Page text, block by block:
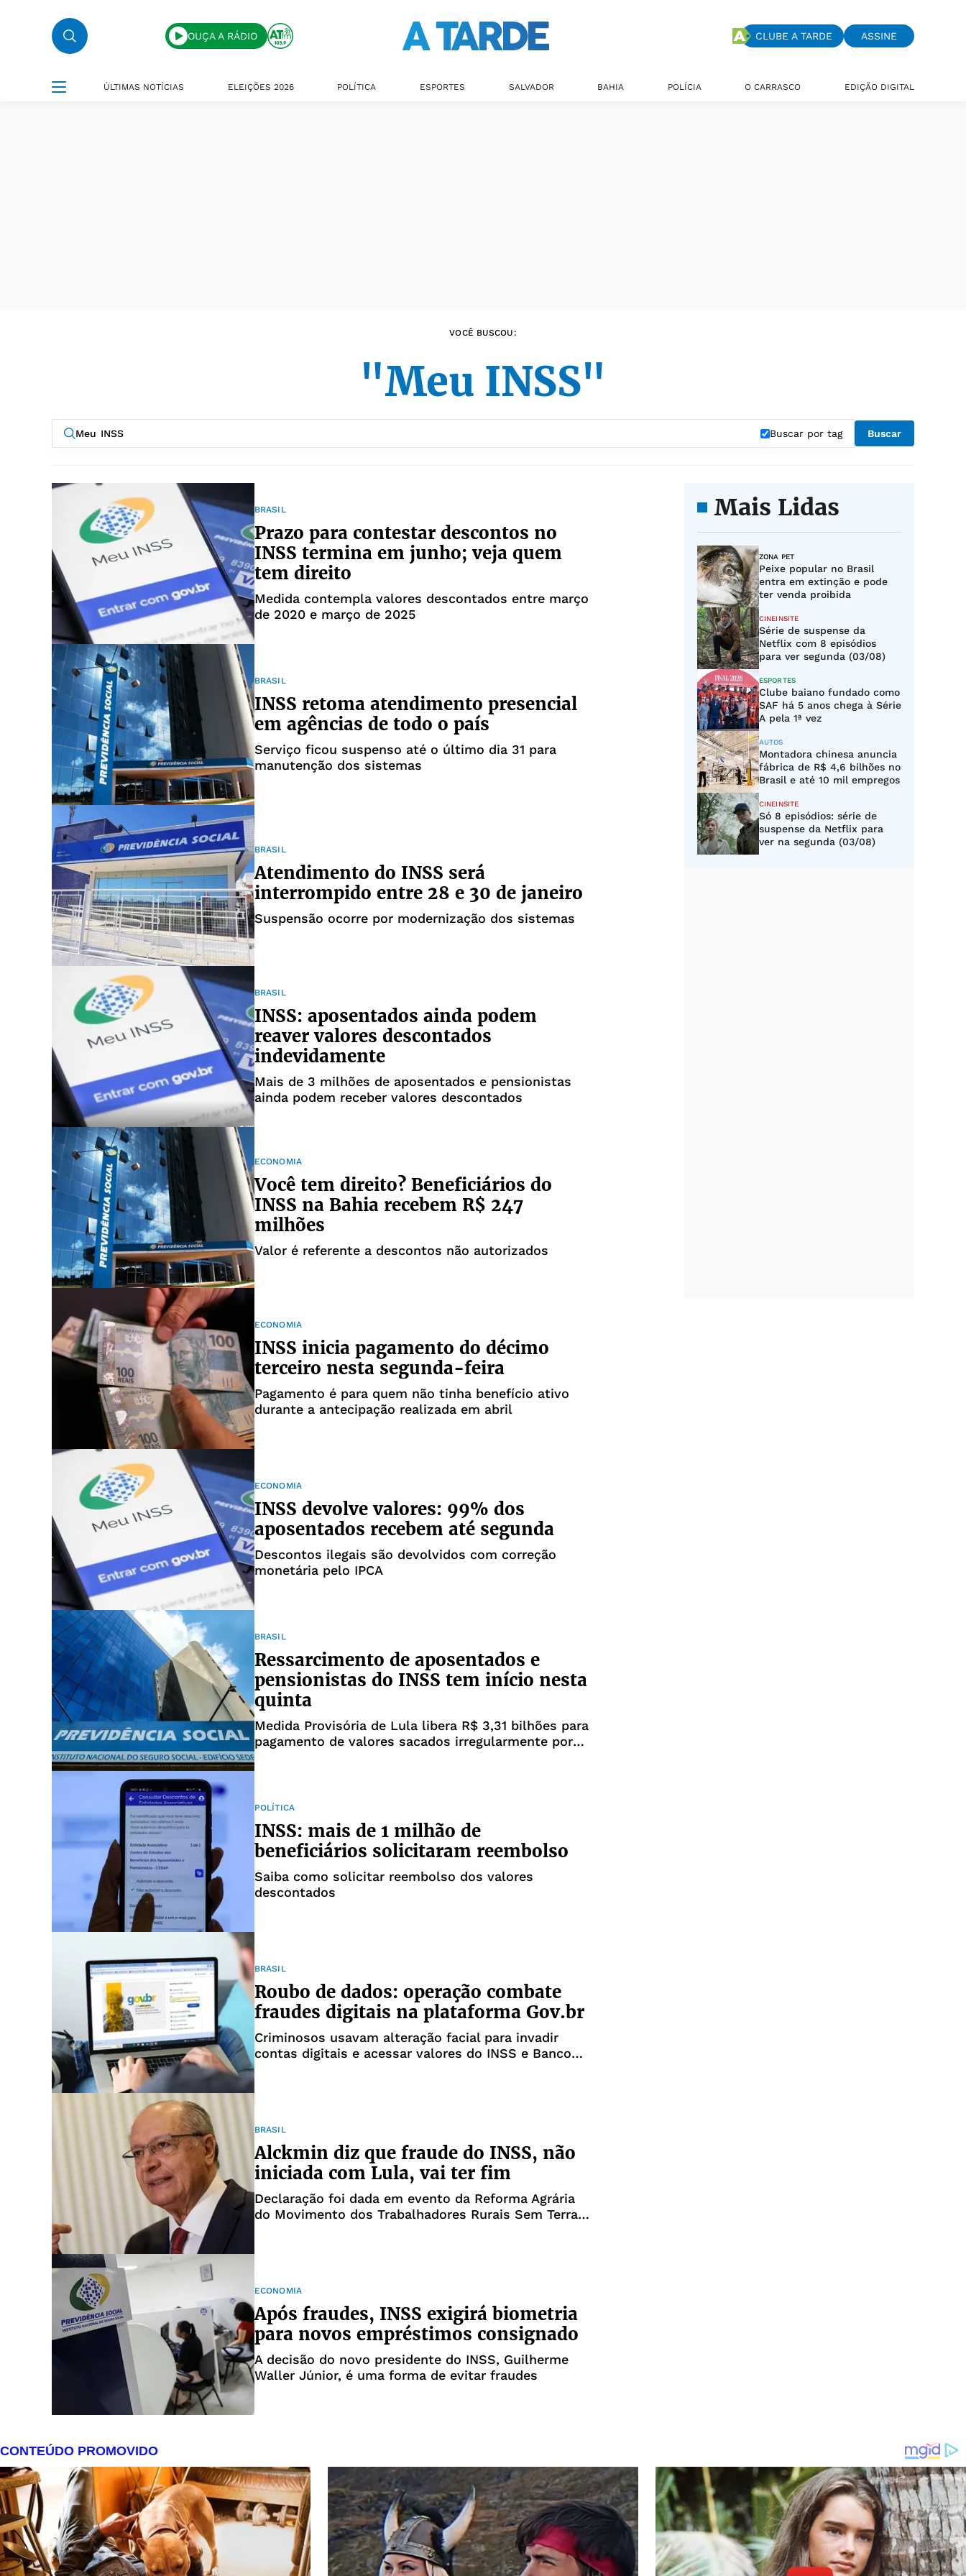
OUÇA A RÁDIO CLUBE A TARDE ASSINE
ÚLTIMAS NOTÍCIAS ELEIÇÕES 2026 POLÍTICA ESPORTES SALVADOR BAHIA POLÍCIA O CARRASCO EDIÇÃO DIGITAL
VOCÊ BUSCOU:
"Meu INSS"
Buscar por tag Buscar
BRASIL
Prazo para contestar descontos no
INSS termina em junho; veja quem
tem direito
Medida contempla valores descontados entre março
de 2020 e março de 2025
BRASIL
INSS retoma atendimento presencial
em agências de todo o país
Serviço ficou suspenso até o último dia 31 para
manutenção dos sistemas
BRASIL
Atendimento do INSS será
interrompido entre 28 e 30 de janeiro
Suspensão ocorre por modernização dos sistemas
BRASIL
INSS: aposentados ainda podem
reaver valores descontados
indevidamente
Mais de 3 milhões de aposentados e pensionistas
ainda podem receber valores descontados
ECONOMIA
Você tem direito? Beneficiários do
INSS na Bahia recebem R$ 247
milhões
Valor é referente a descontos não autorizados
ECONOMIA
INSS inicia pagamento do décimo
terceiro nesta segunda-feira
Pagamento é para quem não tinha benefício ativo
durante a antecipação realizada em abril
ECONOMIA
INSS devolve valores: 99% dos
aposentados recebem até segunda
Descontos ilegais são devolvidos com correção
monetária pelo IPCA
BRASIL
Ressarcimento de aposentados e
pensionistas do INSS tem início nesta
quinta
Medida Provisória de Lula libera R$ 3,31 bilhões para
pagamento de valores sacados irregularmente por
POLÍTICA
INSS: mais de 1 milhão de
beneficiários solicitaram reembolso
Saiba como solicitar reembolso dos valores
descontados
BRASIL
Roubo de dados: operação combate
fraudes digitais na plataforma Gov.br
Criminosos usavam alteração facial para invadir
contas digitais e acessar valores do INSS e Banco
BRASIL
Alckmin diz que fraude do INSS, não
iniciada com Lula, vai ter fim
Declaração foi dada em evento da Reforma Agrária
do Movimento dos Trabalhadores Rurais Sem Terra
ECONOMIA
Após fraudes, INSS exigirá biometria
para novos empréstimos consignado
A decisão do novo presidente do INSS, Guilherme
Waller Júnior, é uma forma de evitar fraudes
Mais Lidas
ZONA PET
Peixe popular no Brasil
entra em extinção e pode
ter venda proibida
CINEINSITE
Série de suspense da
Netflix com 8 episódios
para ver segunda (03/08)
ESPORTES
Clube baiano fundado como
SAF há 5 anos chega à Série
A pela 1ª vez
AUTOS
Montadora chinesa anuncia
fábrica de R$ 4,6 bilhões no
Brasil e até 10 mil empregos
CINEINSITE
Só 8 episódios: série de
suspense da Netflix para
ver na segunda (03/08)